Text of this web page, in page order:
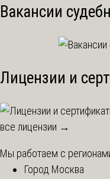
Вакансии
Лицензии и
все лицензии →
Мы работаем с
Город Москва